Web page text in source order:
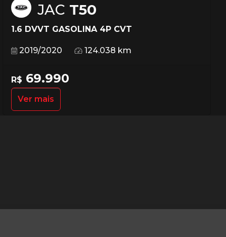
JAC T50
1.6 DVVT GASOLINA 4P CVT
2019/2020 124.038 km
R$ 69.990
Ver mais